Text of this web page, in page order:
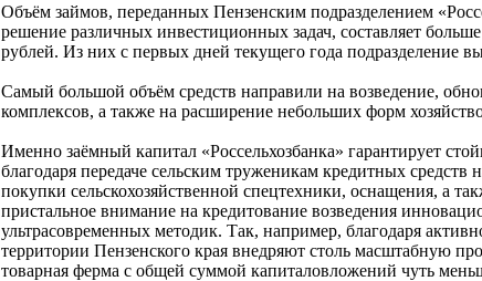
Объём займов, переданных Пензенским подразделением
решение различных инвестиционных задач, составляет
рублей. Из них с первых дней текущего года подразделение
Самый большой объём средств направили на возведение,
комплексов, а также на расширение небольших форм
Именно заёмный капитал «Россельхозбанка» гарантирует
благодаря передаче сельским труженикам кредитных
покупки сельскохозяйственной спецтехники, оснащения, а
пристальное внимание на кредитование возведения
ультрасовременных методик. Так, например, благодаря
территории Пензенского края внедряют столь масштабную
товарная ферма с общей суммой капиталовложений чуть